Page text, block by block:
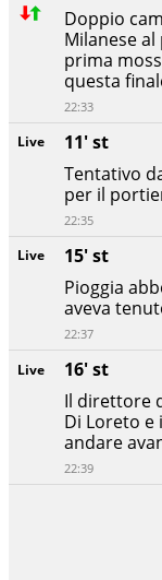
Live
16' st
Il direttore
Di Loreto e
andare
22:39
Live
15' st
Pioggia
aveva
22:37
Live
11' st
Tentativo
per il
22:35
Doppio
Milanese al
prima
questa
22:33